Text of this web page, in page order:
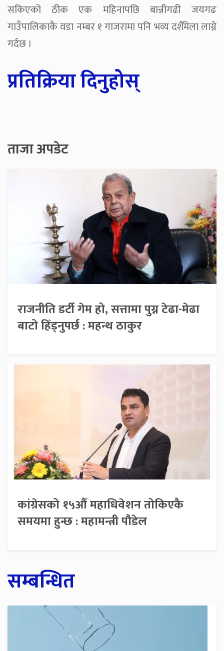
सकिएको ठीक एक महिनापछि बान्नीगढी जयगढ
गाउँपालिकाकै वडा नम्बर १ गाजरामा पनि भव्य दशैँमेला लाग्ने
गर्दछ ।
प्रतिक्रिया दिनुहोस्
ताजा अपडेट
राजनीति डर्टी गेम हो, सत्तामा पुग्न टेढा-मेढा
बाटो हिँड्नुपर्छ : महन्थ ठाकुर
कांग्रेसको १५औँ महाधिवेशन तोकिएकै
समयमा हुन्छ : महामन्त्री पौडेल
सम्बन्धित